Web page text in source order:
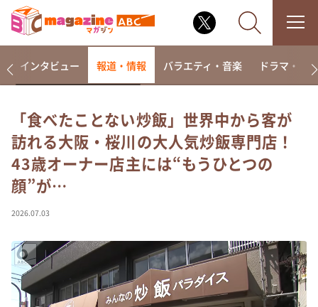
なるみ・岡村の過ぎるTV
相席食堂
これ余談なんですけど・・・
～人生密着トークバラエティ！～ やすとものいたっ
て真剣です
探偵！ナイトスクープ
news おかえり
河合＆A.B.C-Z塚田×福井アナ「なんでやねん！？」
（news おかえり）
インタビュー 報道・情報 バラエティ・音楽 ドラマ・映画
「食べたことない炒飯」世界中から客が
訪れる大阪・桜川の大人気炒飯専門店！
43歳オーナー店主には“もうひとつの
顔”が…
2026.07.03